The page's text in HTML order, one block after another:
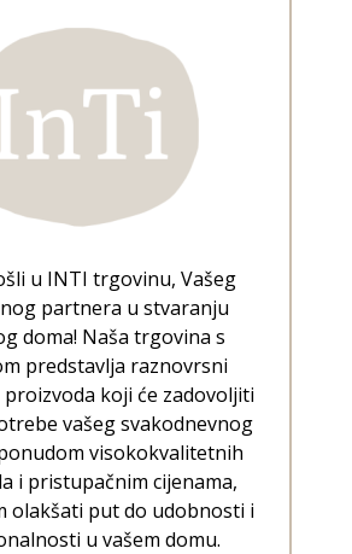
u INTI trgovinu, Vašeg
partnera u stvaranju
doma! Naša trgovina s
predstavlja raznovrsni
koji će zadovoljiti
vašeg svakodnevnog
visokokvalitetnih
i pristupačnim cijenama,
olakšati put do udobnosti i
u vašem domu.